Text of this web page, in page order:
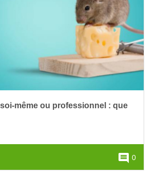
même ou professionnel : que
comment 0